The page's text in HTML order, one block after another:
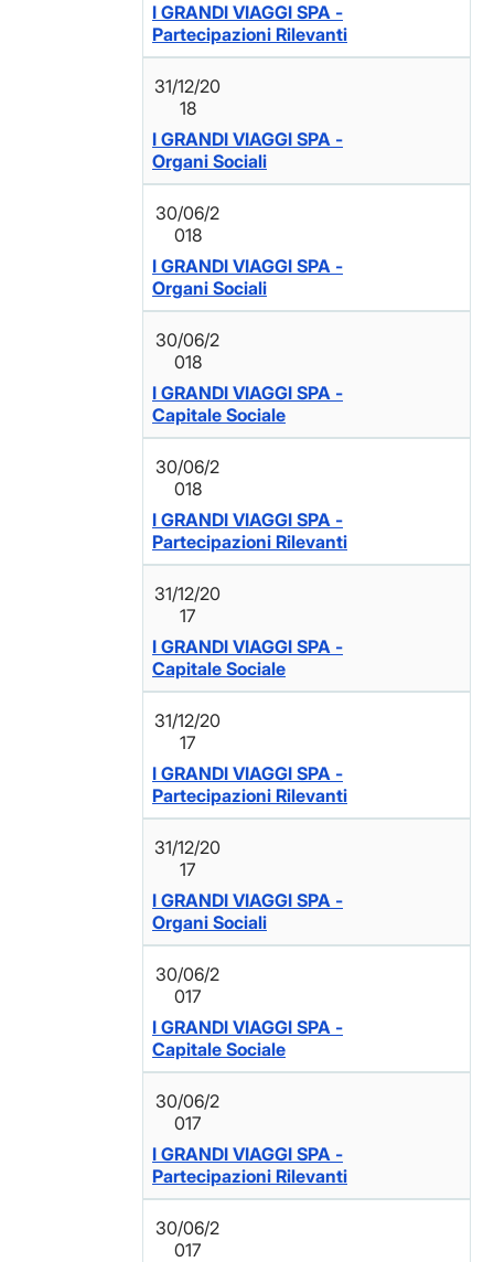
I GRANDI VIAGGI SPA -
Partecipazioni Rilevanti
31/12/20
18
I GRANDI VIAGGI SPA -
Organi Sociali
30/06/2
018
I GRANDI VIAGGI SPA -
Organi Sociali
30/06/2
018
I GRANDI VIAGGI SPA -
Capitale Sociale
30/06/2
018
I GRANDI VIAGGI SPA -
Partecipazioni Rilevanti
31/12/20
17
I GRANDI VIAGGI SPA -
Capitale Sociale
31/12/20
17
I GRANDI VIAGGI SPA -
Partecipazioni Rilevanti
31/12/20
17
I GRANDI VIAGGI SPA -
Organi Sociali
30/06/2
017
I GRANDI VIAGGI SPA -
Capitale Sociale
30/06/2
017
I GRANDI VIAGGI SPA -
Partecipazioni Rilevanti
30/06/2
017